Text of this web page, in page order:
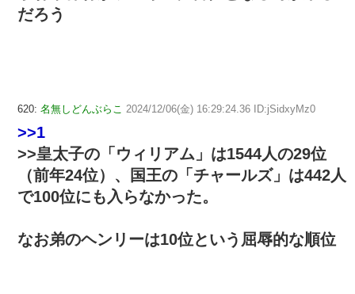
だろう
620: 名無しどんぶらこ 2024/12/06(金) 16:29:24.36 ID:jSidxyMz0
>>1
>>皇太子の「ウィリアム」は1544人の29位
（前年24位）、国王の「チャールズ」は442人
で100位にも入らなかった。
なお弟のヘンリーは10位という屈辱的な順位